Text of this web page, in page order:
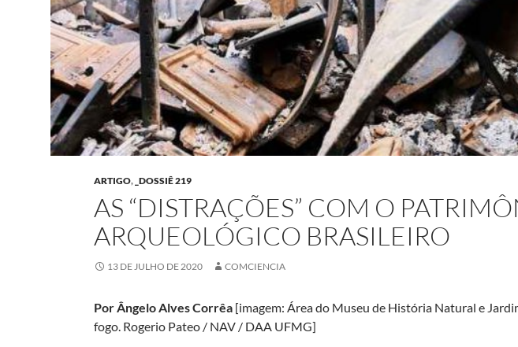
ARTIGO, _DOSSIÊ 219
AS “DISTRAÇÕES” COM O
ARQUEOLÓGICO BRASILEIRO
13 DE JULHO DE 2020 COMCIENCIA
Por Ângelo Alves Corrêa [imagem: Área do Museu de História Natural e
fogo. Rogerio Pateo / NAV / DAA UFMG]